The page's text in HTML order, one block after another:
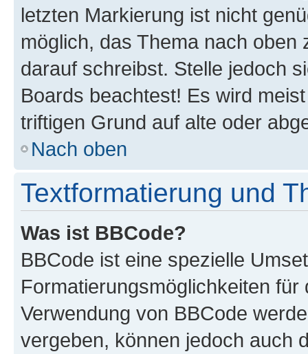
letzten Markierung ist nicht
möglich, das Thema nach oben
darauf schreibst. Stelle jedoch
Boards beachtest! Es wird
triftigen Grund auf alte oder
Nach oben
Textformatierung und
Was ist BBCode?
BBCode ist eine spezielle
Formatierungsmöglichkeiten
Verwendung von BBCode
vergeben, können jedoch auch